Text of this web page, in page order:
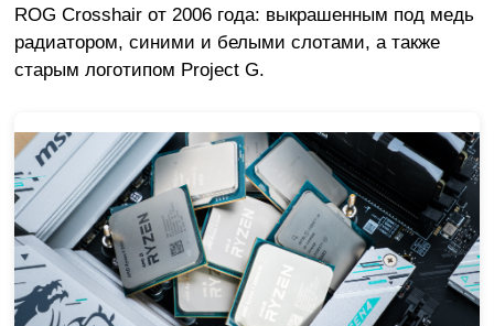
ROG Crosshair от 2006 года: выкрашенным под медь
радиатором, синими и белыми слотами, а также
старым логотипом Project G.